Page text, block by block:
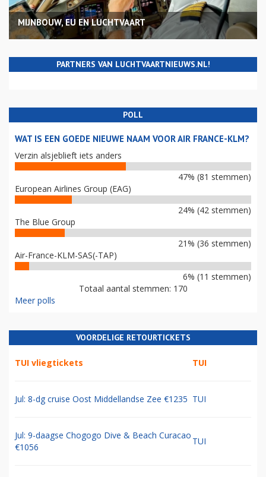
MIJNBOUW, EU EN LUCHTVAART
PARTNERS VAN LUCHTVAARTNIEUWS.NL!
POLL
WAT IS EEN GOEDE NIEUWE NAAM VOOR AIR FRANCE-KLM?
Verzin alsjeblieft iets anders
47% (81 stemmen)
European Airlines Group (EAG)
24% (42 stemmen)
The Blue Group
21% (36 stemmen)
Air-France-KLM-SAS(-TAP)
6% (11 stemmen)
Totaal aantal stemmen: 170
Meer polls
VOORDELIGE RETOURTICKETS
TUI vliegtickets TUI
Jul: 8-dg cruise Oost Middellandse Zee €1235 TUI
Jul: 9-daagse Chogogo Dive & Beach Curacao
€1056
TUI